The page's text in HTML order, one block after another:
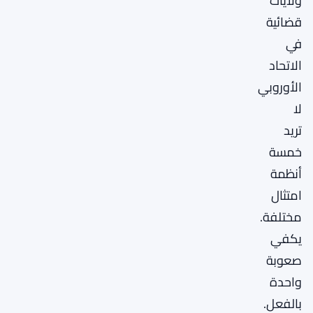
قضائية
في
الاتحاد
الأوروبي
لا
تريد
خمسة
أنظمة
امتثال
مختلفة.
يكفي
صعوبة
واحدة
بالفعل.